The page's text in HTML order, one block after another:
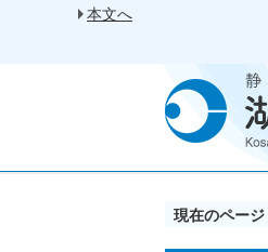
本文へ
現在のページ